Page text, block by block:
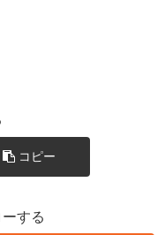
コピー
する